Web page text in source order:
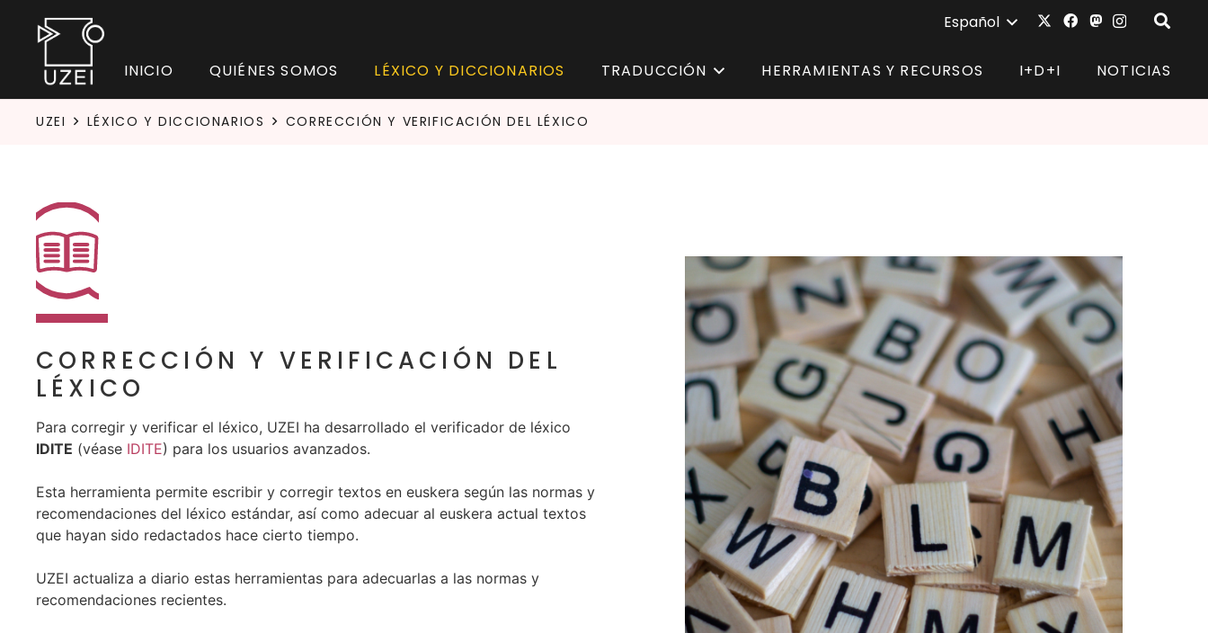
Español
INICIO QUIÉNES SOMOS LÉXICO Y DICCIONARIOS TRADUCCIÓN HERRAMIENTAS Y RECURSOS I+D+I NOTICIAS
UZEI LÉXICO Y DICCIONARIOS CORRECCIÓN Y VERIFICACIÓN DEL LÉXICO
CORRECCIÓN Y VERIFICACIÓN DEL
LÉXICO
Para corregir y verificar el léxico, UZEI ha desarrollado el verificador de léxico
IDITE (véase IDITE) para los usuarios avanzados.
Esta herramienta permite escribir y corregir textos en euskera según las normas y
recomendaciones del léxico estándar, así como adecuar al euskera actual textos
que hayan sido redactados hace cierto tiempo.
UZEI actualiza a diario estas herramientas para adecuarlas a las normas y
recomendaciones recientes.